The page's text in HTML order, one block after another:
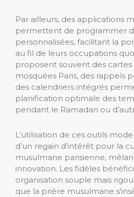
Par ailleurs, des applications
permettent de programmer
personnalisées, facilitant la
au fil de leurs occupations
proposent souvent des cartes
mosquées Paris, des rappels
des calendriers intégrés
planification optimale des
pendant le Ramadan ou
L’utilisation de ces outils
d’un regain d’intérêt pour la
musulmane parisienne,
innovation. Les fidèles
organisation souple mais
que la prière musulmane